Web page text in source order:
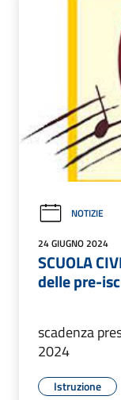
NOTIZIE
24 GIUGNO 2024
SCUOLA
delle pre-
scadenza
2024
Istruzione